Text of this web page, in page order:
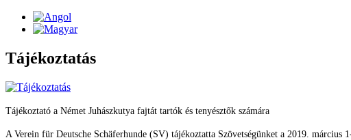
Tájékoztatás
Tájékoztató a Német Juhászkutya fajtát tartók és tenyésztők számára
A Verein für Deutsche Schäferhunde (SV) tájékoztatta Szövetségünket a 2019. március